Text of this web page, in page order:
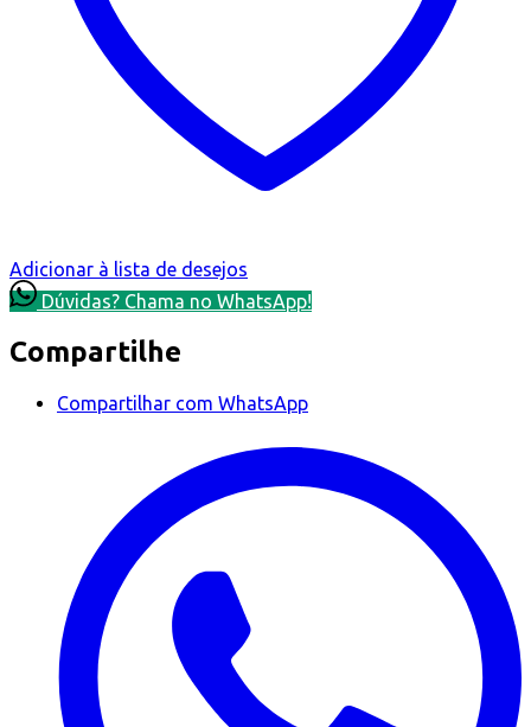
Adicionar à lista de desejos
Dúvidas? Chama no WhatsApp!
Compartilhe
Compartilhar com WhatsApp